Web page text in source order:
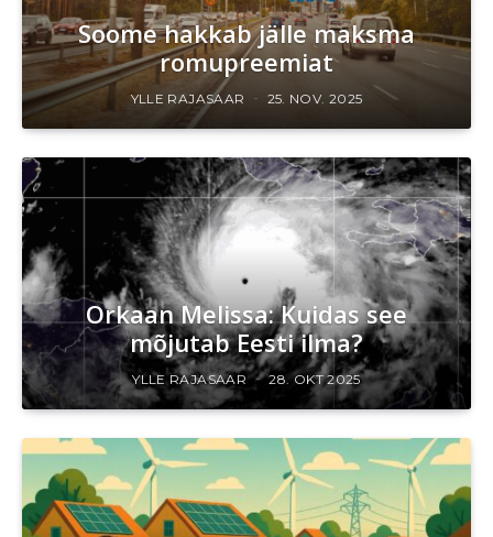
Soome hakkab jälle maksma
romupreemiat
YLLE RAJASAAR 25. NOV. 2025
Orkaan Melissa: Kuidas see
mõjutab Eesti ilma?
YLLE RAJASAAR 28. OKT 2025